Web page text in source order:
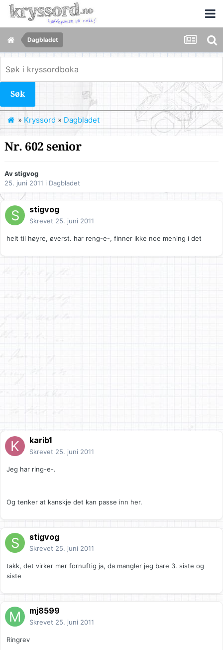
Dagbladet
Søk
» Kryssord » Dagbladet
Nr. 602 senior
Avstigvog
25. juni 2011 i Dagbladet
stigvog
Skrevet 25. juni 2011
helt til høyre, øverst. har reng-e-, finner ikke noe mening i det
karib1
Skrevet 25. juni 2011
Jeg har ring-e-.
Og tenker at kanskje det kan passe inn her.
stigvog
Skrevet 25. juni 2011
takk, det virker mer fornuftig ja, da mangler jeg bare 3. siste og
siste
mj8599
Skrevet 25. juni 2011
Ringrev